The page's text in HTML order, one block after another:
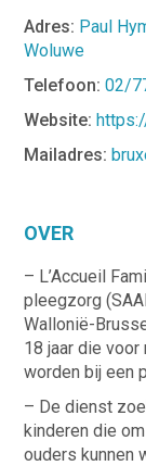
Adres: Paul
Woluwe
Telefoon: 02/
Website:
Mailadres:
OVER
– L’Accueil
pleegzorg
Wallonië-
18 jaar die
worden bij een
– De dienst
kinderen die
ouders kunnen